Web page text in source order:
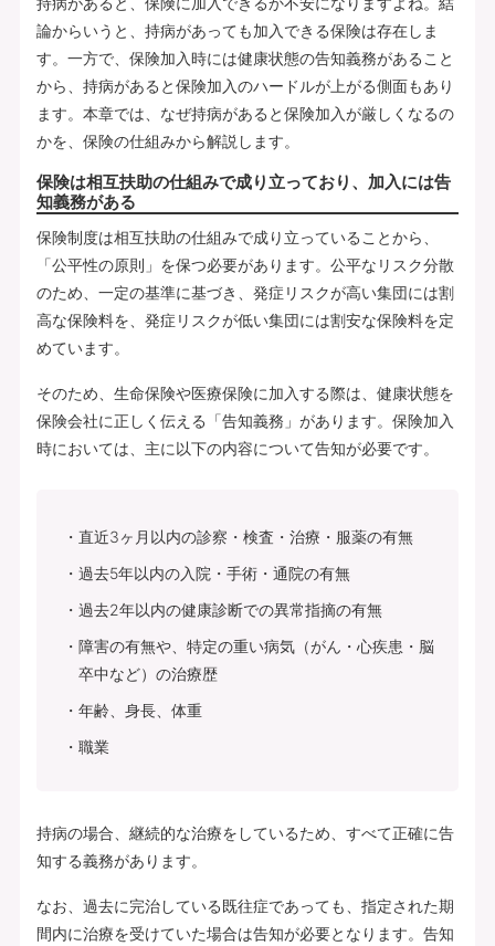
論からいうと、持病があっても加入できる保険は存在しま
す。一方で、保険加入時には健康状態の告知義務があること
から、持病があると保険加入のハードルが上がる側面もあり
ます。本章では、なぜ持病があると保険加入が厳しくなるの
かを、保険の仕組みから解説します。
保険は相互扶助の仕組みで成り立っており、加入には告
知義務がある
保険制度は相互扶助の仕組みで成り立っていることから、
「公平性の原則」を保つ必要があります。公平なリスク分散
のため、一定の基準に基づき、発症リスクが高い集団には割
高な保険料を、発症リスクが低い集団には割安な保険料を定
めています。
そのため、生命保険や医療保険に加入する際は、健康状態を
保険会社に正しく伝える「告知義務」があります。保険加入
時においては、主に以下の内容について告知が必要です。
直近3ヶ月以内の診察・検査・治療・服薬の有無
過去5年以内の入院・手術・通院の有無
過去2年以内の健康診断での異常指摘の有無
障害の有無や、特定の重い病気（がん・心疾患・脳
卒中など）の治療歴
年齢、身長、体重
職業
持病の場合、継続的な治療をしているため、すべて正確に告
知する義務があります。
なお、過去に完治している既往症であっても、指定された期
間内に治療を受けていた場合は告知が必要となります。告知